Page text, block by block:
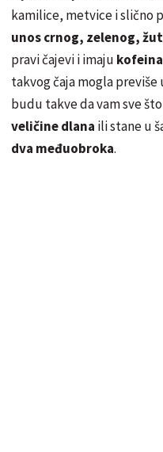
kamilice, metvice i slično
unos crnog, zelenog,
pravi čajevi i imaju kofeina
takvog čaja mogla
budu takve da vam sve
veličine dlana ili stane u
dva međuobroka.